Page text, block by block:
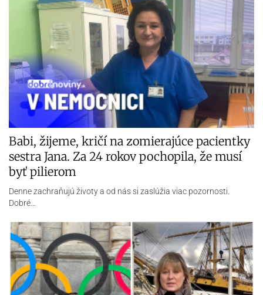
Babi, žijeme, kričí na zomierajúce pacientky
sestra Jana. Za 24 rokov pochopila, že musí
byť pilierom
Denne zachraňujú životy a od nás si zaslúžia viac pozornosti.
Dobré…